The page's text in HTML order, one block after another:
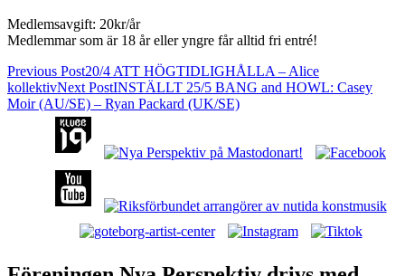
Medlemsavgift: 20kr/år
Medlemmar som är 18 år eller yngre får alltid fri entré!
Post
navigation
Previous Post20/4 ATT HÖGTIDLIGHÅLLA – Alice
kollektivNext PostINSTÄLLT 25/5 BANG and HOWL: Casey
Moir (AU/SE) – Ryan Packard (UK/SE)
Nya Perspektiv: Västerås alternativa
musikscen!